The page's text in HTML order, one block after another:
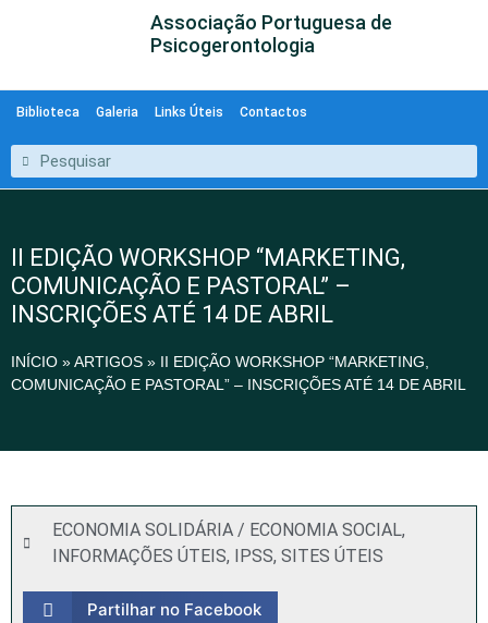
Associação Portuguesa de
Psicogerontologia
Biblioteca Galeria Links Úteis Contactos
II EDIÇÃO WORKSHOP “MARKETING,
COMUNICAÇÃO E PASTORAL” –
INSCRIÇÕES ATÉ 14 DE ABRIL
INÍCIO »ARTIGOS » II EDIÇÃO WORKSHOP “MARKETING,
COMUNICAÇÃO E PASTORAL” – INSCRIÇÕES ATÉ 14 DE ABRIL
ECONOMIA SOLIDÁRIA / ECONOMIA SOCIAL,
INFORMAÇÕES ÚTEIS, IPSS, SITES ÚTEIS
Partilhar no Facebook